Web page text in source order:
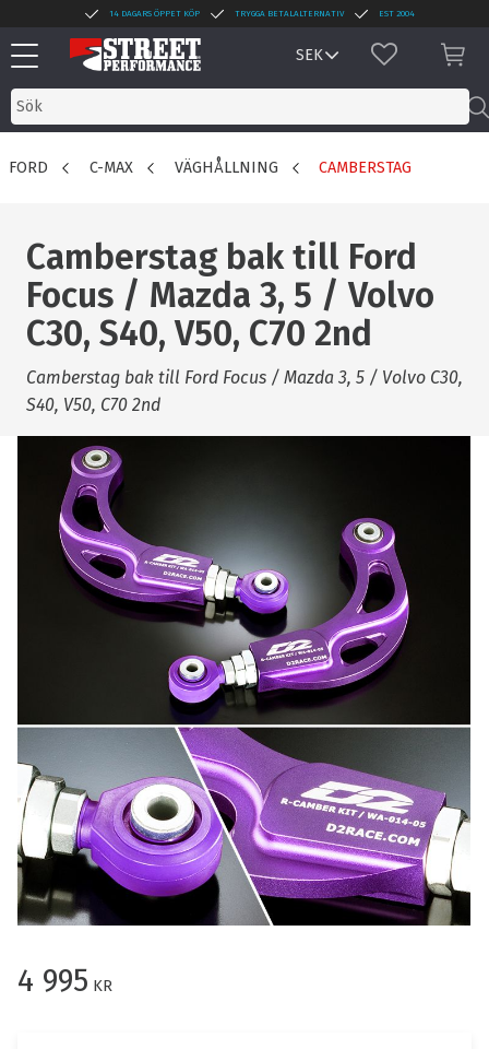
Meny
14 DAGARS ÖPPET KÖP TRYGGA BETALALTERNATIV EST 2004
FAVORITER
FORD C-MAX VÄGHÅLLNING CAMBERSTAG
Camberstag bak till Ford
Focus / Mazda 3, 5 / Volvo
C30, S40, V50, C70 2nd
Camberstag bak till Ford Focus / Mazda 3, 5 / Volvo C30,
S40, V50, C70 2nd
4 995 KR